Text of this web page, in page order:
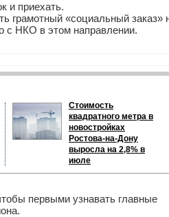
и приехать.
грамотный «социальный заказ»
с НКО в этом направлении.
Стоимость
квадратного метра в
новостройках
Ростова-на-Дону
выросла на 2,8% в
июле
первыми узнавать главные